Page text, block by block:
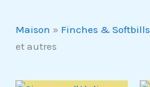
Maison » Finches & Softbills
et autres